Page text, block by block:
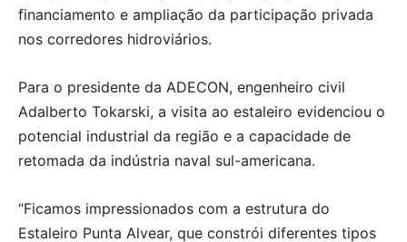
financiamento e ampliação da participação privada
nos corredores hidroviários.
Para o presidente da ADECON, engenheiro civil
Adalberto Tokarski, a visita ao estaleiro evidenciou o
potencial industrial da região e a capacidade de
retomada da indústria naval sul-americana.
“Ficamos impressionados com a estrutura do
Estaleiro Punta Alvear, que constrói diferentes tipos